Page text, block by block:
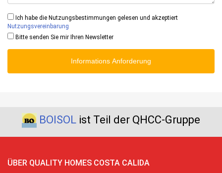
Ich habe die Nutzungsbestimmungen gelesen und akzeptiert
Nutzungsvereinbarung
Bitte senden Sie mir Ihren Newsletter
Informations Anforderung
BOISOL ist Teil der QHCC-Gruppe
ÜBER QUALITY HOMES COSTA CALIDA